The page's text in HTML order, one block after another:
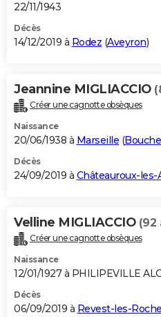
22/11/1943
Décès
14/12/2019 à Rodez (Aveyron)
Jeannine MIGLIACCIO
Créer une cagnotte obsèques
Naissance
20/06/1938 à Marseille (
Décès
24/09/2019 à Châteauroux-les-
Velline MIGLIACCIO (92
Créer une cagnotte obsèques
Naissance
12/01/1927 à PHILIPEVILLE
Décès
06/09/2019 à Revest-les-